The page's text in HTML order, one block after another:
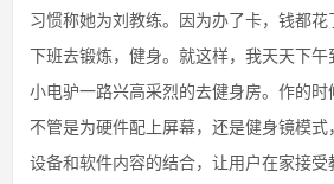
习惯称她为刘教练。因为办了卡，钱都
下班去锻炼，健身。就这样，我天天下
小电驴一路兴高采烈的去健身房。作的
不管是为硬件配上屏幕，还是健身镜模
设备和软件内容的结合，让用户在家接受